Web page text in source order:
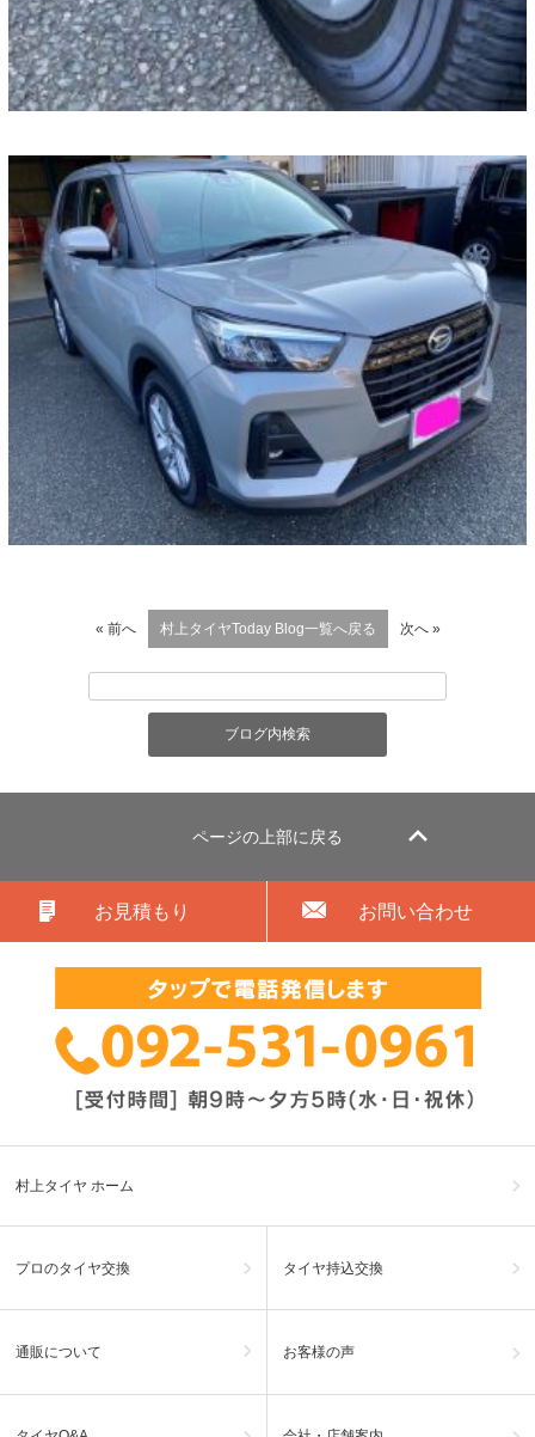
« 前へ 村上タイヤToday Blog一覧へ戻る 次へ »
ページの上部に戻る
お見積もり お問い合わせ
村上タイヤ ホーム
プロのタイヤ交換 タイヤ持込交換
通販について お客様の声